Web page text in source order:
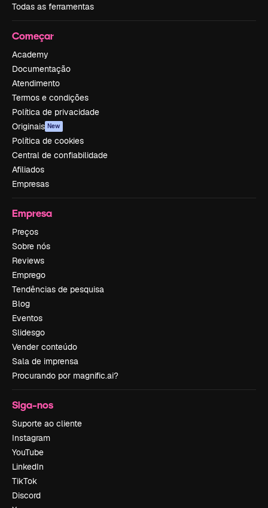
Todas as ferramentas
Começar
Academy
Documentação
Atendimento
Termos e condições
Política de privacidade
Originais New
Política de cookies
Central de confiabilidade
Afiliados
Empresas
Empresa
Preços
Sobre nós
Reviews
Emprego
Tendências de pesquisa
Blog
Eventos
Slidesgo
Vender conteúdo
Sala de imprensa
Procurando por magnific.ai?
Siga-nos
Suporte ao cliente
Instagram
YouTube
LinkedIn
TikTok
Discord